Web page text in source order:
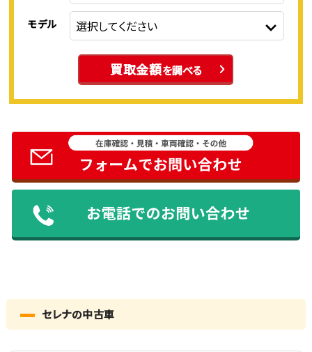
モデル
買取金額を調べる
セレナの中古車